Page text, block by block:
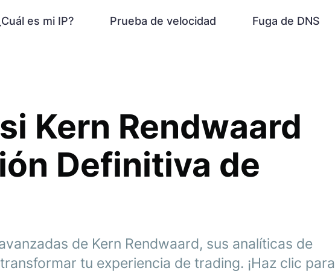
es mi IP? Prueba de velocidad Fuga de DNS
Kern Rendwaard
Definitiva de
de Kern Rendwaard, sus analíticas de
tu experiencia de trading. ¡Haz clic para